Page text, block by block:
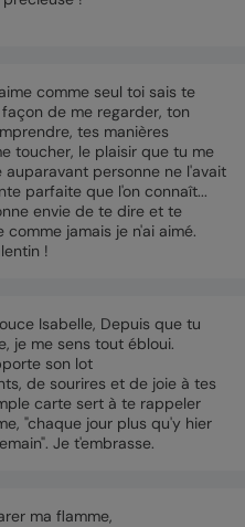
comme seul toi sais te
façon de me regarder, ton
tes manières
toucher, le plaisir que tu me
auparavant personne ne l'avait
parfaite que l'on connaît...
envie de te dire et te
comme jamais je n'ai aimé.
!
Isabelle, Depuis que tu
je me sens tout ébloui.
son lot
de sourires et de joie à tes
carte sert à te rappeler
"chaque jour plus qu'y hier
Je t'embrasse.
ma flamme,